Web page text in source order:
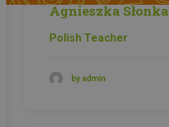
Agnieszka Słonka
Polish Teacher
by admin